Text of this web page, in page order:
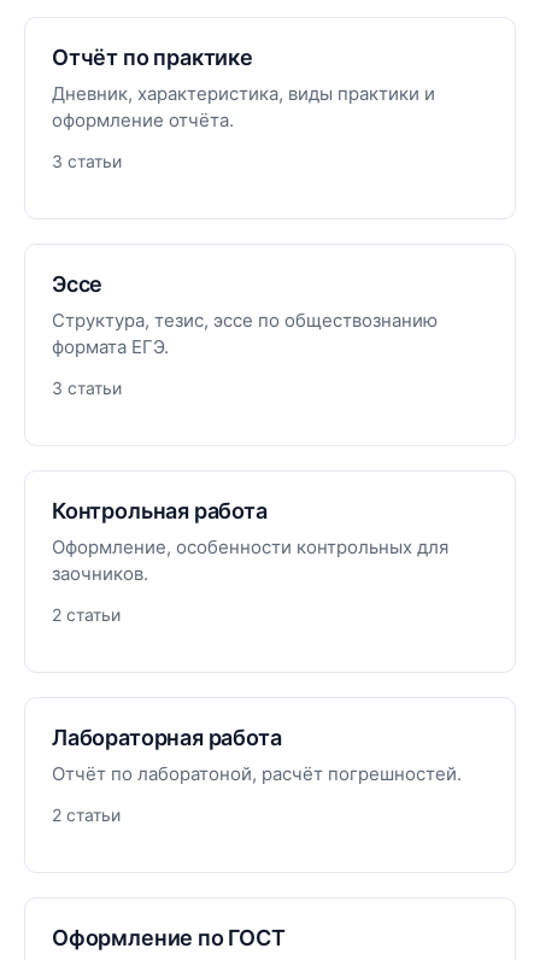
Отчёт по практике
Дневник, характеристика, виды практики и
оформление отчёта.
3 статьи
Эссе
Структура, тезис, эссе по обществознанию
формата ЕГЭ.
3 статьи
Контрольная работа
Оформление, особенности контрольных для
заочников.
2 статьи
Лабораторная работа
Отчёт по лаборатоной, расчёт погрешностей.
2 статьи
Оформление по ГОСТ